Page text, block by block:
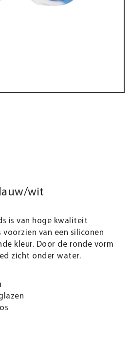
wit
is van hoge kwaliteit
van een siliconen
kleur. Door de ronde vorm
zicht onder water.